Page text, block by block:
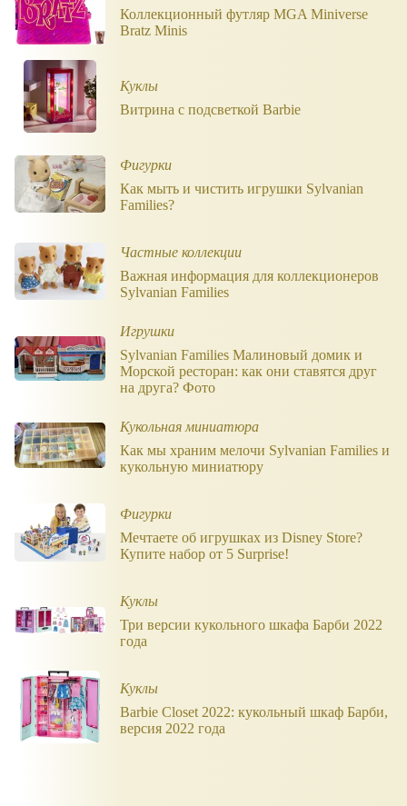
Коллекционный футляр MGA Miniverse
Bratz Minis
Куклы
Витрина с подсветкой Barbie
Фигурки
Как мыть и чистить игрушки Sylvanian
Families?
Частные коллекции
Важная информация для коллекционеров
Sylvanian Families
Игрушки
Sylvanian Families Малиновый домик и
Морской ресторан: как они ставятся друг
на друга? Фото
Кукольная миниатюра
Как мы храним мелочи Sylvanian Families и
кукольную миниатюру
Фигурки
Мечтаете об игрушках из Disney Store?
Купите набор от 5 Surprise!
Куклы
Три версии кукольного шкафа Барби 2022
года
Куклы
Barbie Closet 2022: кукольный шкаф Барби,
версия 2022 года